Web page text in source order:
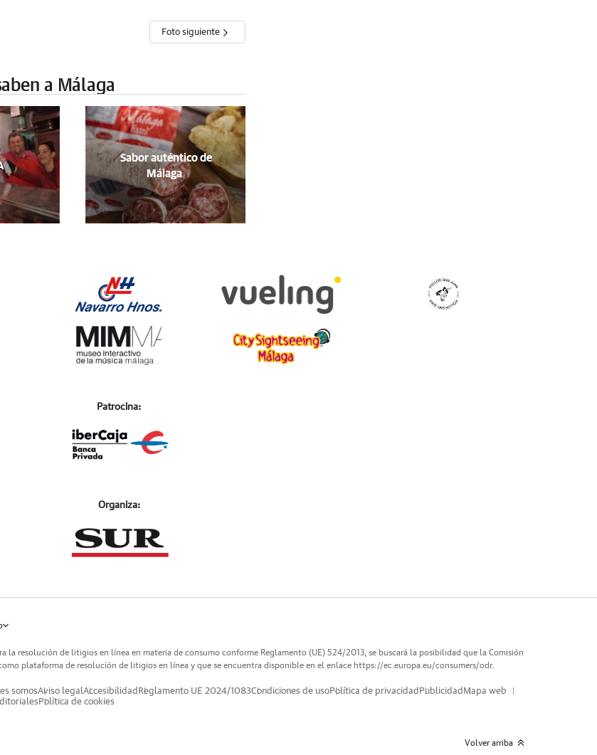
Foto siguiente
a Málaga
Sabor auténtico de
Málaga
Patrocina:
Organiza:
la resolución de litigios en línea en materia de consumo conforme Reglamento (UE) 524/2013, se buscará la posibilidad que la Comisión
plataforma de resolución de litigios en línea y que se encuentra disponible en el enlace https://ec.europa.eu/consumers/odr.
somosAviso legalAccesibilidad Reglamento UE 2024/1083Condiciones de usoPolítica de privacidad Publicidad Mapa web
Política de cookies
Volver arriba